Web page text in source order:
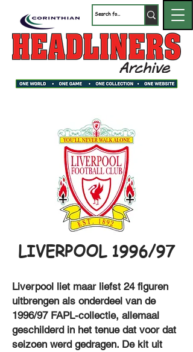
LIVERPOOL 1996/97
Liverpool liet maar liefst 24 figuren
uitbrengen als onderdeel van de
1996/97 FAPL-collectie, allemaal
geschilderd in het tenue dat voor dat
seizoen werd gedragen. De kit uit